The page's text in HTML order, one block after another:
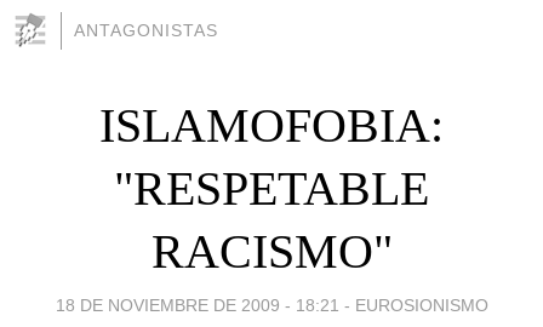
ANTAGONISTAS
ISLAMOFOBIA:
"RESPETABLE
RACISMO"
18 DE NOVIEMBRE DE 2009 - 18:21 - EUROSIONISMO